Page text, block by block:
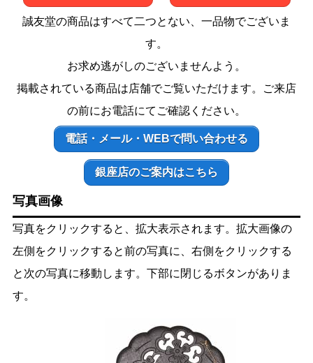
誠友堂の商品はすべて二つとない、一品物でございま
す。
お求め逃がしのございませんよう。
掲載されている商品は店舗でご覧いただけます。ご来店
の前にお電話にてご確認ください。
電話・メール・WEBで問い合わせる
銀座店のご案内はこちら
写真画像
写真をクリックすると、拡大表示されます。拡大画像の
左側をクリックすると前の写真に、右側をクリックする
と次の写真に移動します。下部に閉じるボタンがありま
す。